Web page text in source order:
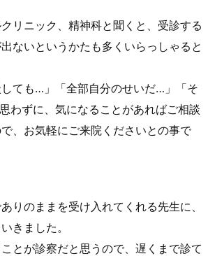
リニック、精神科と聞くと、受診する
ないというかたも多くいらっしゃると
しても…」「全部自分のせいだ…」「そ
わずに、気になることがあればご相談
、お気軽にご来院くださいとの事で
りのままを受け入れてくれる先生に、
きました。
とが診察だと思うので、遅くまで診て